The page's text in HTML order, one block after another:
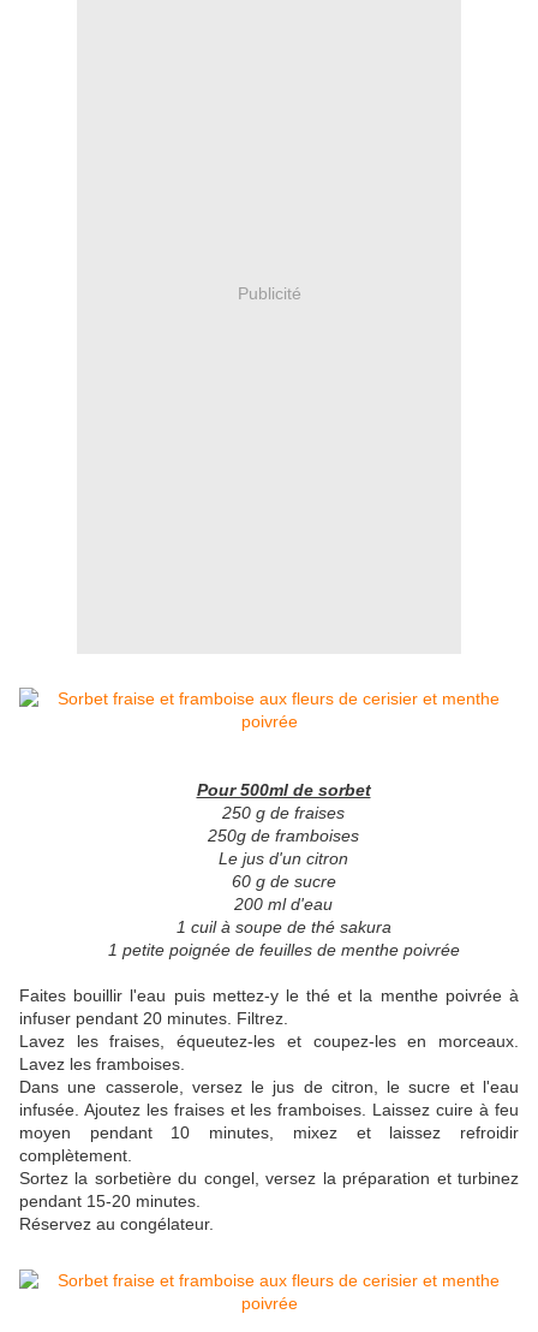
Publicité
Pour 500ml de sorbet
250 g de fraises
250g de framboises
Le jus d'un citron
60 g de sucre
200 ml d'eau
1 cuil à soupe de thé sakura
1 petite poignée de feuilles de menthe poivrée
Faites bouillir l'eau puis mettez-y le thé et la menthe poivrée à
infuser pendant 20 minutes. Filtrez.
Lavez les fraises, équeutez-les et coupez-les en morceaux.
Lavez les framboises.
Dans une casserole, versez le jus de citron, le sucre et l'eau
infusée. Ajoutez les fraises et les framboises. Laissez cuire à feu
moyen pendant 10 minutes, mixez et laissez refroidir
complètement.
Sortez la sorbetière du congel, versez la préparation et turbinez
pendant 15-20 minutes.
Réservez au congélateur.